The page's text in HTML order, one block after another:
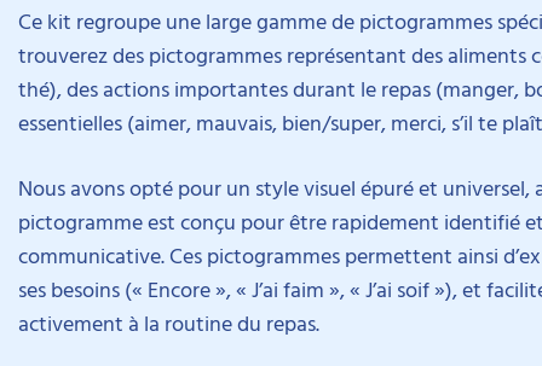
Ce kit regroupe une large gamme de pictogrammes
trouverez des pictogrammes représentant des aliments
thé), des actions importantes durant le repas (manger,
essentielles (aimer, mauvais, bien/super, merci, s’il te
Nous avons opté pour un style visuel épuré et
pictogramme est conçu pour être rapidement identifié
communicative. Ces pictogrammes permettent ainsi
ses besoins (« Encore », « J’ai faim », « J’ai soif »), et
activement à la routine du repas.